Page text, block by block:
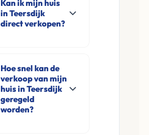
Kan ik mijn huis
in Teersdijk
direct verkopen?
direct aan in
Teersdijk en
omgeving. U
verkoopt
Hoe snel kan de
verkoop van mijn
huis in Teersdijk
geregeld
worden?